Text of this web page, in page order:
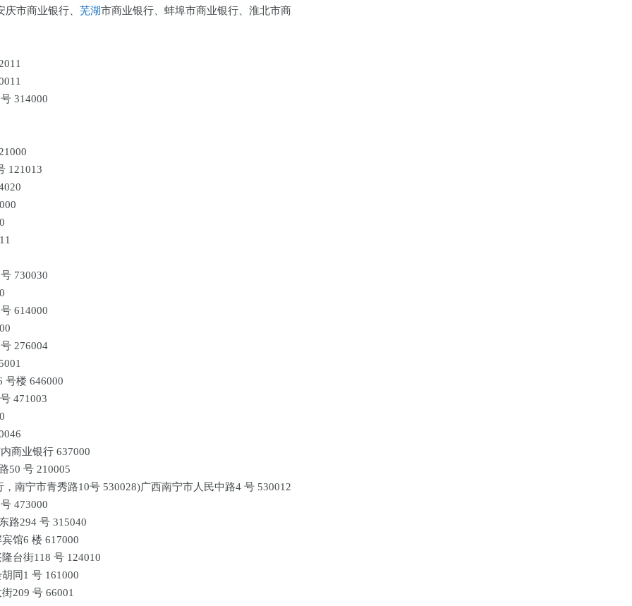
庆市商业银行、 芜湖市商业银行、蚌埠市商业银行、淮北市商
314000
121013
730030
614000
276004
号楼 646000
471003
商业银行 637000
50 号 210005
南宁市青秀路10号 530028)广西南宁市人民中路4 号 530012
473000
路294 号 315040
馆6 楼 617000
台街118 号 124010
同1 号 161000
209 号 66001